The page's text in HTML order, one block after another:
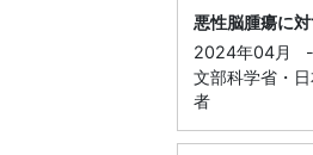
悪性脳腫瘍に
2024年04月
-
文部科学省・
者